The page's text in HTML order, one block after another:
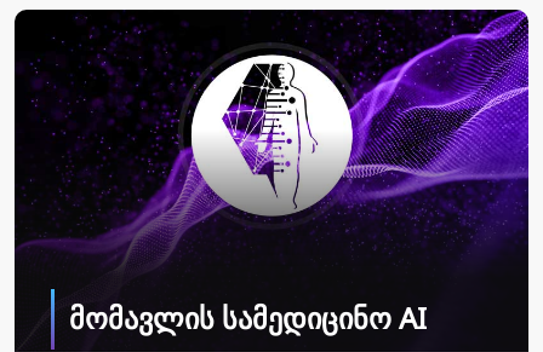
მომავლის სამედიცინო AI